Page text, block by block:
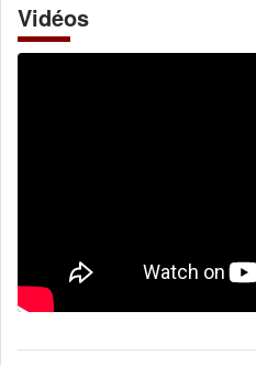
Vidéos